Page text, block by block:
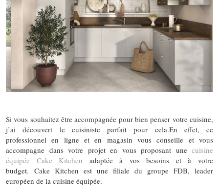
Si vous souhaitez être accompagnée pour bien penser votre cuisine,
j’ai découvert le cuisiniste parfait pour cela.En effet, ce
professionnel en ligne et en magasin vous conseille et vous
accompagne dans votre projet en vous proposant une cuisine
équipée Cake Kitchen adaptée à vos besoins et à votre
budget. Cake Kitchen est une filiale du groupe FDB, leader
européen de la cuisine équipée.